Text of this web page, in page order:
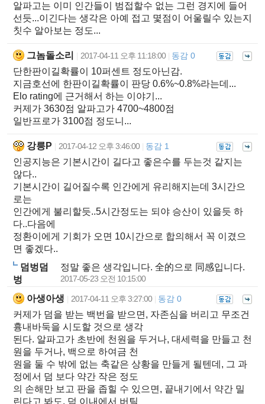
알파고는 이미 인간들이 범접할수 없는 그런 경지에 들어
선듯...이긴다는 생각은 아예 접고 몇점이 어울릴수 있는지
칫수 알아보는 정도...
그놈돌소리 2017-04-11 오후 11:18:00 동감 0
단한판이길확률이 10퍼센트 정도아닌감.
지금호선에 한판이길확률이 판당 0.6%~0.8%라는데...
Elo rating에 근거해서 하는 이야기...
커제가 3630점 알파고가 4700~4800점
일반프로가 3100점 정도니...
강릉P 2017-04-12 오후 3:46:00 동감 1
인공지능은 기본시간이 길다고 좋은수를 두는것 같지는
않다..
기본시간이 길어질수록 인간에게 유리해지는데 3시간으
로는
인간에게 불리할듯..5시간정도는 되야 승산이 있을듯 하
다..다음에
정환이에게 기회가 오면 10시간으로 합의해서 꼭 이겼으
면 좋겠다..
덤벙덤
벙
정말 좋은 생각입니다. 全的으로 同感입니다.
2017-05-23 오전 10:15:00
아생아생 2017-04-11 오후 3:27:00 동감 0
커제가 덤을 받는 백번을 받으면, 자존심을 버리고 무조건
흉내바둑을 시도할 것으로 생각
된다. 알파고가 초반에 천원을 두거나, 대세력을 만들고 천
원을 두거나, 백으로 하여금 천
원을 둘 수 밖에 없는 축같은 상황을 만들게 될텐데, 그 과
정에서 덤 보다 약간 작은 정도
의 손해만 보고 판을 좁힐 수 있으면, 끝내기에서 약간 밀
린다고 봐도, 덤 이내에서 버틸